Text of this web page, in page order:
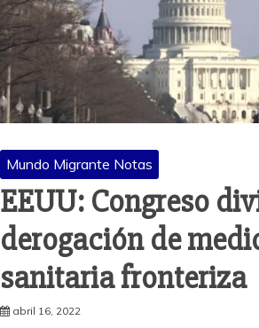
Mundo Migrante Notas
EEUU: Congreso
derogación de
sanitaria fronteriza
abril 16, 2022